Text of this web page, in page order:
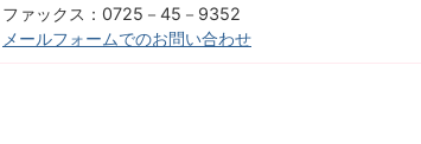
ファックス：0725－45－9352
メールフォームでのお問い合わせ